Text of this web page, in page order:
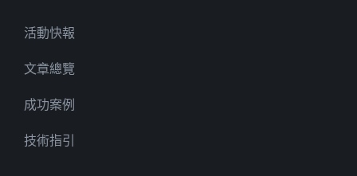
活動快報
文章總覽
成功案例
技術指引